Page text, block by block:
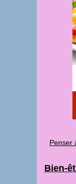
Penser
Bien-